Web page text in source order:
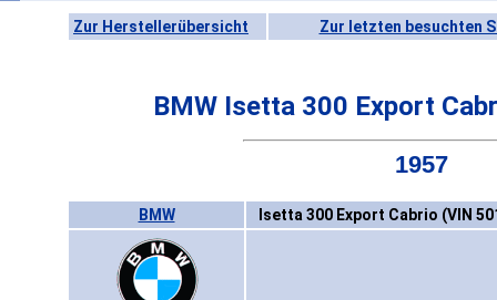
Zur Herstellerübersicht Zur letzten besuchten
BMW Isetta 300 Export
1957
BMW Isetta 300 Export Cabrio (VIN